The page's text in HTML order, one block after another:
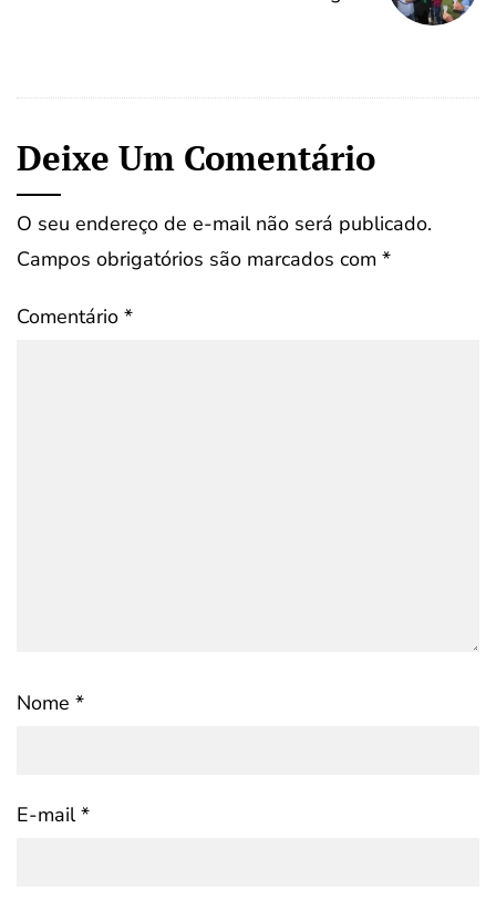
Deixe Um Comentário
O seu endereço de e-mail não será publicado.
Campos obrigatórios são marcados com *
Comentário *
Nome *
E-mail*